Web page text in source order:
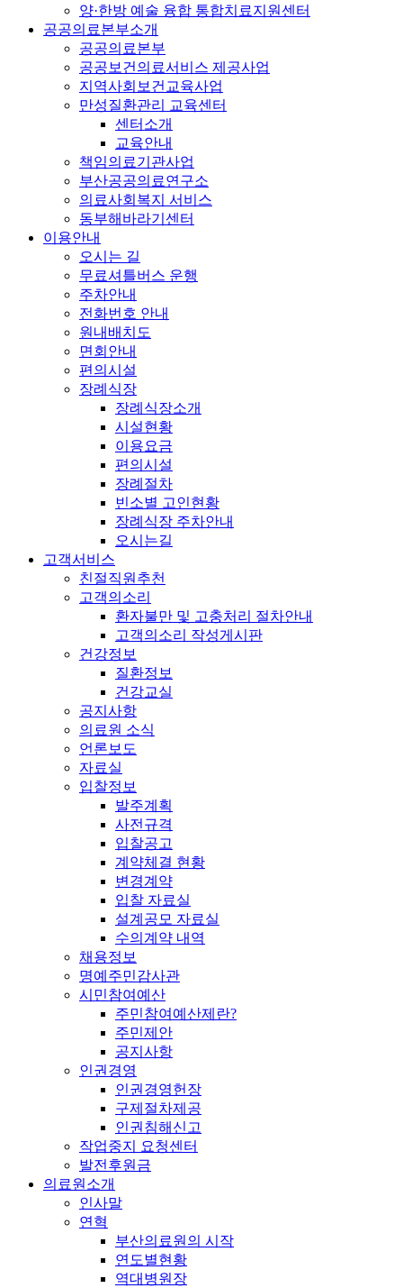
양·한방 예술 융합 통합치료지원센터
공공의료본부소개
공공의료본부
공공보건의료서비스 제공사업
지역사회보건교육사업
만성질환관리 교육센터
센터소개
교육안내
책임의료기관사업
부산공공의료연구소
의료사회복지 서비스
동부해바라기센터
이용안내
오시는 길
무료셔틀버스 운행
주차안내
전화번호 안내
원내배치도
면회안내
편의시설
장례식장
장례식장소개
시설현황
이용요금
편의시설
장례절차
빈소별 고인현황
장례식장 주차안내
오시는길
고객서비스
친절직원추천
고객의소리
환자불만 및 고충처리 절차안내
고객의소리 작성게시판
건강정보
질환정보
건강교실
공지사항
의료원 소식
언론보도
자료실
입찰정보
발주계획
사전규격
입찰공고
계약체결 현황
변경계약
입찰 자료실
설계공모 자료실
수의계약 내역
채용정보
명예주민감사관
시민참여예산
주민참여예산제란?
주민제안
공지사항
인권경영
인권경영헌장
구제절차제공
인권침해신고
작업중지 요청센터
발전후원금
의료원소개
인사말
연혁
부산의료원의 시작
연도별현황
역대병원장